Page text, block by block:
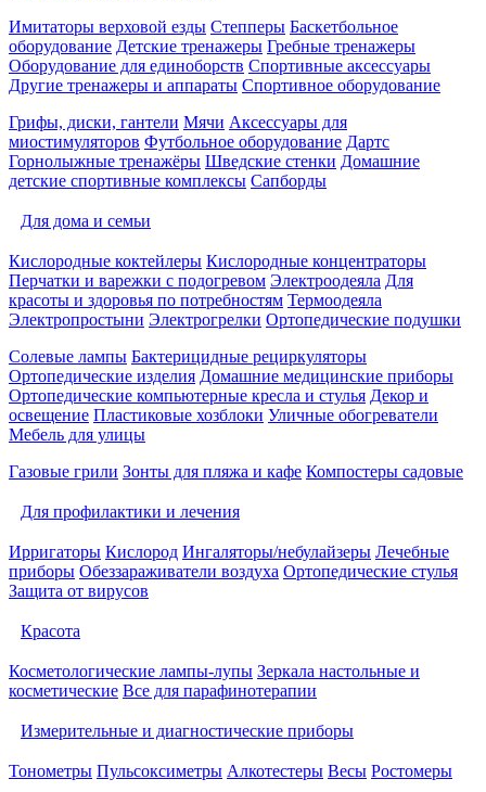
Имитаторы верховой езды Степперы Баскетбольное
оборудование Детские тренажеры Гребные тренажеры
Оборудование для единоборств Спортивные аксессуары
Другие тренажеры и аппараты Спортивное оборудование
Грифы, диски, гантели Мячи Аксессуары для
миостимуляторов Футбольное оборудование Дартс
Горнолыжные тренажёры Шведские стенки Домашние
детские спортивные комплексы Сапборды
Для дома и семьи
Кислородные коктейлеры Кислородные концентраторы
Перчатки и варежки с подогревом Электроодеяла Для
красоты и здоровья по потребностям Термоодеяла
Электропростыни Электрогрелки Ортопедические подушки
Солевые лампы Бактерицидные рециркуляторы
Ортопедические изделия Домашние медицинские приборы
Ортопедические компьютерные кресла и стулья Декор и
освещение Пластиковые хозблоки Уличные обогреватели
Мебель для улицы
Газовые грили Зонты для пляжа и кафе Компостеры садовые
Для профилактики и лечения
Ирригаторы Кислород Ингаляторы/небулайзеры Лечебные
приборы Обеззараживатели воздуха Ортопедические стулья
Защита от вирусов
Красота
Косметологические лампы-лупы Зеркала настольные и
косметические Все для парафинотерапии
Измерительные и диагностические приборы
Тонометры Пульсоксиметры Алкотестеры Весы Ростомеры